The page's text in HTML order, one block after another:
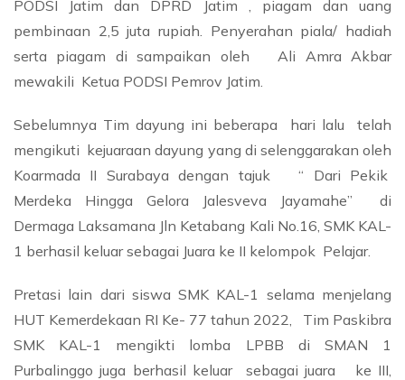
PODSI Jatim dan DPRD Jatim , piagam dan uang
pembinaan 2,5 juta rupiah. Penyerahan piala/ hadiah
serta piagam di sampaikan oleh Ali Amra Akbar
mewakili Ketua PODSI Pemrov Jatim.
Sebelumnya Tim dayung ini beberapa hari lalu telah
mengikuti kejuaraan dayung yang di selenggarakan oleh
Koarmada II Surabaya dengan tajuk “ Dari Pekik
Merdeka Hingga Gelora Jalesveva Jayamahe” di
Dermaga Laksamana Jln Ketabang Kali No.16, SMK KAL-
1 berhasil keluar sebagai Juara ke II kelompok Pelajar.
Pretasi lain dari siswa SMK KAL-1 selama menjelang
HUT Kemerdekaan RI Ke- 77 tahun 2022, Tim Paskibra
SMK KAL-1 mengikti lomba LPBB di SMAN 1
Purbalinggo juga berhasil keluar sebagai juara ke III,